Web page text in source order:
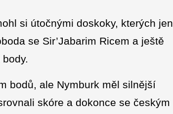
si útočnými doskoky, kterých jen
se Sir’Jabarim Ricem a ještě
bodů, ale Nymburk měl silnější
skóre a dokonce se českým